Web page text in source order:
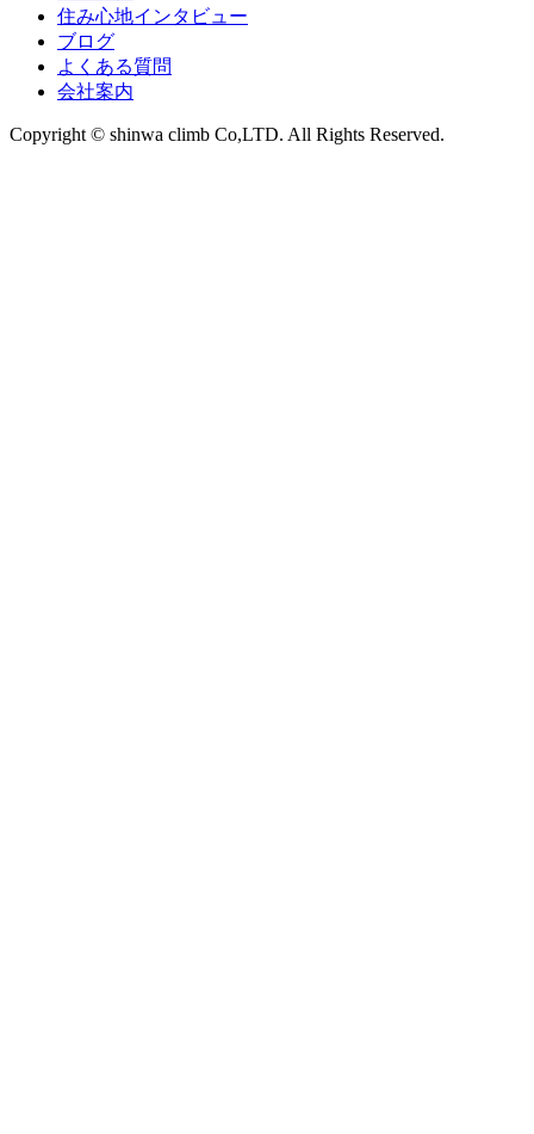
住み心地インタビュー
ブログ
よくある質問
会社案内
Copyright © shinwa climb Co,LTD. All Rights Reserved.